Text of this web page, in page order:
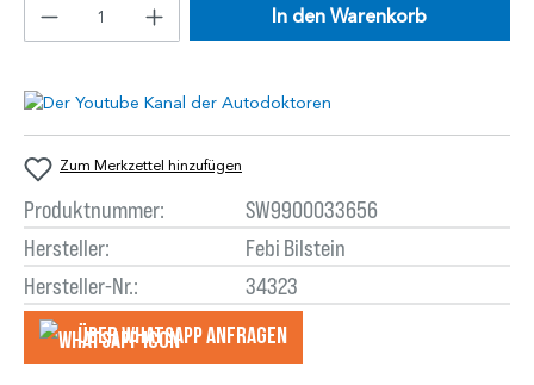
In den Warenkorb
Zum Merkzettel hinzufügen
Produktnummer:
SW9900033656
Hersteller:
Febi Bilstein
Hersteller-Nr.:
34323
Über WhatsApp anfragеn